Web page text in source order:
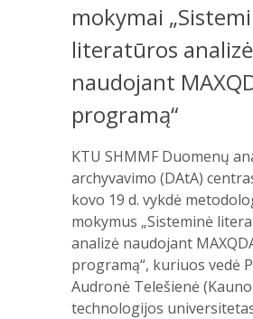
mokymai
literatūros analizė
naudojant
programą“
KTU SHMMF Duomenų
archyvavimo (DAtA)
kovo 19 d. vykdė
mokymus „Sisteminė
analizė naudojant
programą“, kuriuos vedė
Audronė Telešienė (Kauno
technologijos